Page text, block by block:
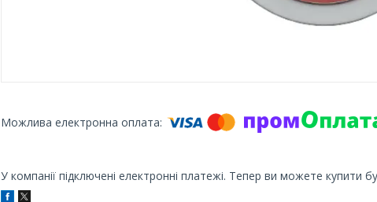
У компанії підключені електронні платежі. Тепер ви можете купити